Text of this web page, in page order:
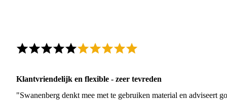
Klantvriendelijk en flexible - zeer tevreden
"Swanenberg denkt mee met te gebruiken material en adviseert